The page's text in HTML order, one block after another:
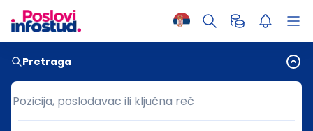
Pretraga
Pozicija, poslodavac ili ključna reč
Pozicija, poslodavac ili ključna reč